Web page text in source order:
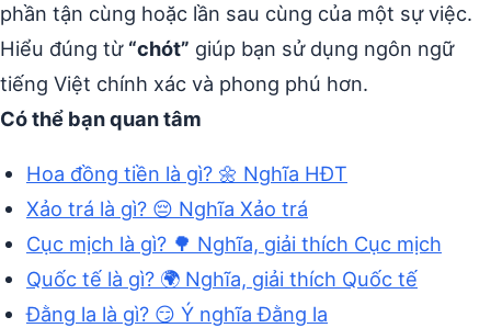
phần tận cùng hoặc lần sau cùng của một sự việc.
Hiểu đúng từ “chót” giúp bạn sử dụng ngôn ngữ
tiếng Việt chính xác và phong phú hơn.
Có thể bạn quan tâm
Hoa đồng tiền là gì? 🌼 Nghĩa HĐT
Xảo trá là gì? 😔 Nghĩa Xảo trá
Cục mịch là gì? 🌳 Nghĩa, giải thích Cục mịch
Quốc tế là gì? 🌍 Nghĩa, giải thích Quốc tế
Đằng la là gì? 😏 Ý nghĩa Đằng la